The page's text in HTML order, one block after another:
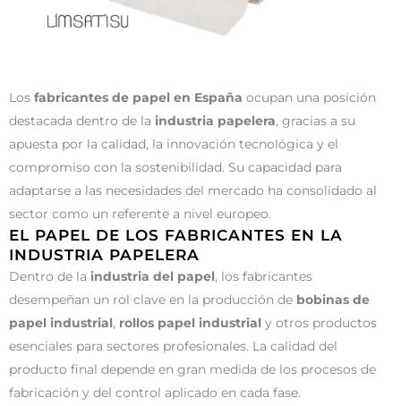
Los fabricantes de papel en España ocupan una posición
destacada dentro de la industria papelera, gracias a su
apuesta por la calidad, la innovación tecnológica y el
compromiso con la sostenibilidad. Su capacidad para
adaptarse a las necesidades del mercado ha consolidado al
sector como un referente a nivel europeo.
EL PAPEL DE LOS FABRICANTES EN LA
INDUSTRIA PAPELERA
Dentro de la industria del papel, los fabricantes
desempeñan un rol clave en la producción de bobinas de
papel industrial, rollos papel industrial y otros productos
esenciales para sectores profesionales. La calidad del
producto final depende en gran medida de los procesos de
fabricación y del control aplicado en cada fase.